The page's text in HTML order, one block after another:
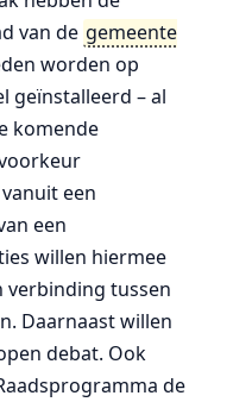
van de gemeente
worden op
geïnstalleerd – al
komende
een
een
willen hiermee
verbinding tussen
Daarnaast willen
debat. Ook
de